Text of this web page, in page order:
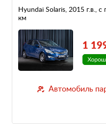
Hyundai Solaris, 2015 г.в.,
км
1
Автомобиль